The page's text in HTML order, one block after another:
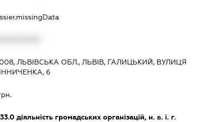
ЛЬВІВСЬКА ОБЛ., ЛЬВІВ, ГАЛИЦЬКИЙ, ВУЛИЦЯ
6
діяльність громадських організацій, н. в. і. г.